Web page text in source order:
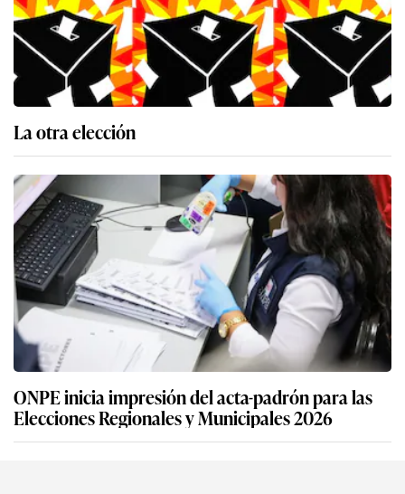
La otra elección
ONPE inicia impresión del acta-padrón para las
Elecciones Regionales y Municipales 2026